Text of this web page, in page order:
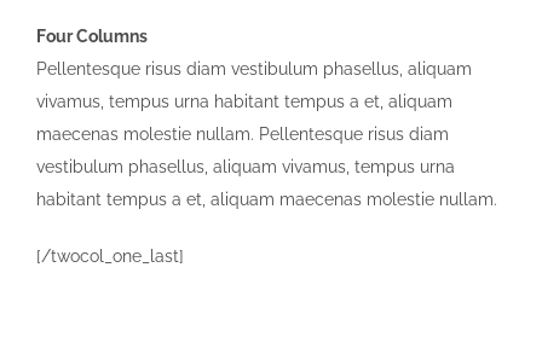
Four Columns
Pellentesque risus diam vestibulum phasellus, aliquam
vivamus, tempus urna habitant tempus a et, aliquam
maecenas molestie nullam. Pellentesque risus diam
vestibulum phasellus, aliquam vivamus, tempus urna
habitant tempus a et, aliquam maecenas molestie nullam.
[/twocol_one_last]